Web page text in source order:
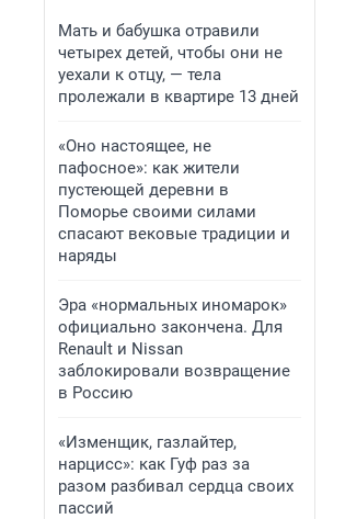
Мать и бабушка отравили
четырех детей, чтобы они не
уехали к отцу, — тела
пролежали в квартире 13 дней
«Оно настоящее, не
пафосное»: как жители
пустеющей деревни в
Поморье своими силами
спасают вековые традиции и
наряды
Эра «нормальных иномарок»
официально закончена. Для
Renault и Nissan
заблокировали возвращение
в Россию
«Изменщик, газлайтер,
нарцисс»: как Гуф раз за
разом разбивал сердца своих
пассий